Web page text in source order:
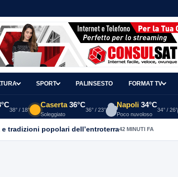
SPORT PALINSESTO FORMAT TV
38° / 18°
Caserta 36°C
Soleggiato
36° / 23°
Napoli 34°C
Poco nuvoloso
34° / 26°
tradizioni popolari dell’entroterra42 MINUTI FA